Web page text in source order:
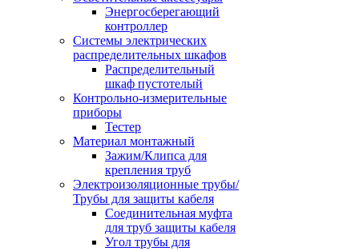
Энергосберегающий
контроллер
Системы электрических
распределительных шкафов
Распределительный
шкаф пустотелый
Контрольно-измерительные
приборы
Тестер
Материал монтажный
Зажим/Клипса для
крепления труб
Электроизоляционные трубы/
Трубы для защиты кабеля
Соединительная муфта
для труб защиты кабеля
Угол трубы для